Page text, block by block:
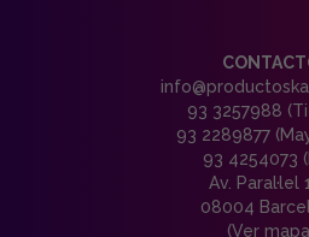
93 3257988
93 2289877
93 4254073
Av. Paral·lel
08004
(Ver